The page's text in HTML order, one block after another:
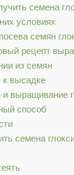
семена
условиях
семян
рецепт
из семян
к высадке
выращивание
способ
семена